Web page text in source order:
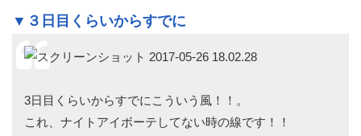
▼３日目くらいからすでに
3日目くらいからすでにこういう風！！。
これ、ナイトアイボーテしてない時の線です！！